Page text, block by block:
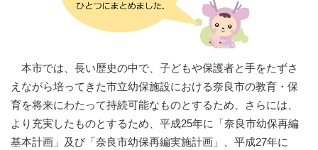
本市では、長い歴史の中で、子どもや保護者と手をたずさ
えながら培ってきた市立幼保施設における奈良市の教育・保
育を将来にわたって持続可能なものとするため、さらには、
より充実したものとするため、平成25年に「奈良市幼保再編
基本計画」及び「奈良市幼保再編実施計画」、平成27年に